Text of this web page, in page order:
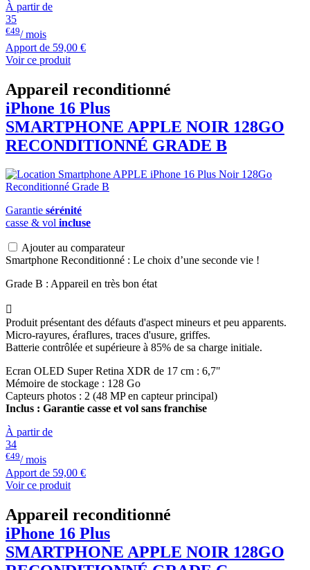
À partir de
35
€49/ mois
Apport de 59,00 €
Voir ce produit
Appareil reconditionné
iPhone 16 Plus
SMARTPHONE APPLE NOIR 128GO
RECONDITIONNÉ GRADE B
Garantie sérénité
casse & vol incluse
Ajouter au comparateur
Smartphone Reconditionné : Le choix d’une seconde vie !
Grade B : Appareil en très bon état

Produit présentant des défauts d'aspect mineurs et peu apparents.
Micro-rayures, éraflures, traces d'usure, griffes.
Batterie contrôlée et supérieure à 85% de sa charge initiale.
Ecran OLED Super Retina XDR de 17 cm : 6,7"
Mémoire de stockage : 128 Go
Capteurs photos : 2 (48 MP en capteur principal)
Inclus : Garantie casse et vol sans franchise
À partir de
34
€49/ mois
Apport de 59,00 €
Voir ce produit
Appareil reconditionné
iPhone 16 Plus
SMARTPHONE APPLE NOIR 128GO